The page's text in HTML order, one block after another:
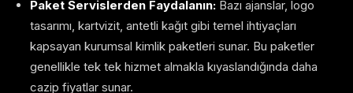
Paket Servislerden Faydalanın: Bazı ajanslar, logo
tasarımı, kartvizit, antetli kağıt gibi temel ihtiyaçları
kapsayan kurumsal kimlik paketleri sunar. Bu paketler
genellikle tek tek hizmet almakla kıyaslandığında daha
cazip fiyatlar sunar.